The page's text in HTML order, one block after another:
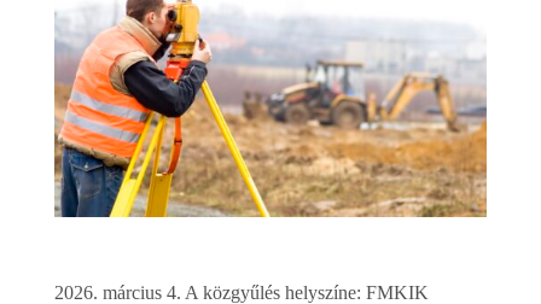
2026. március 4. A közgyűlés helyszíne: FMKIK